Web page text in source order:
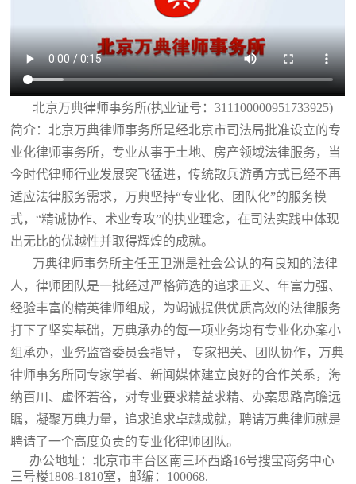
北京万典律师事务所(执业证号：311100000951733925)
简介：北京万典律师事务所是经北京市司法局批准设立的专
业化律师事务所，专业从事于土地、房产领域法律服务，当
今时代律师行业发展突飞猛进，传统散兵游勇方式已经不再
适应法律服务需求，万典坚持“专业化、团队化”的服务模
式，“精诚协作、术业专攻”的执业理念，在司法实践中体现
出无比的优越性并取得辉煌的成就。
万典律师事务所主任王卫洲是社会公认的有良知的法律
人，律师团队是一批经过严格筛选的追求正义、年富力强、
经验丰富的精英律师组成，为竭诚提供优质高效的法律服务
打下了坚实基础，万典承办的每一项业务均有专业化办案小
组承办，业务监督委员会指导， 专家把关、团队协作，万典
律师事务所同专家学者、新闻媒体建立良好的合作关系，海
纳百川、虚怀若谷，对专业要求精益求精、办案思路高瞻远
瞩，凝聚万典力量，追求追求卓越成就，聘请万典律师就是
聘请了一个高度负责的专业化律师团队。
办公地址：北京市丰台区南三环西路16号搜宝商务中心
三号楼1808-1810室 ，邮编：100068.